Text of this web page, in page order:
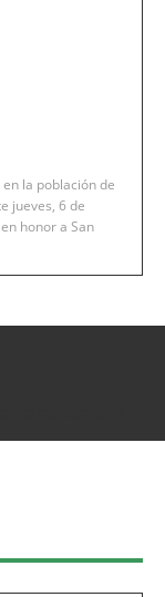
la población de
jueves, 6 de
honor a San